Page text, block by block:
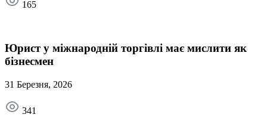
165
Юрист у міжнародній торгівлі має мислити як
бізнесмен
31 Березня, 2026
341